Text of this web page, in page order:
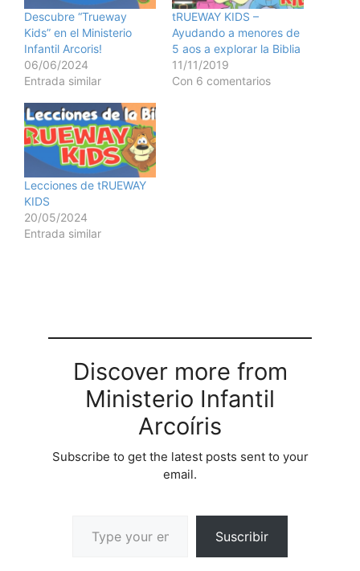
Descubre “Trueway
Kids” en el Ministerio
Infantil Arcoris!
06/06/2024
Entrada similar
tRUEWAY KIDS –
Ayudando a menores de
5 aos a explorar la Biblia
11/11/2019
Con 6 comentarios
Lecciones de tRUEWAY
KIDS
20/05/2024
Entrada similar
Discover more from
Ministerio Infantil
Arcoíris
Subscribe to get the latest posts sent to your
email.
Suscribir